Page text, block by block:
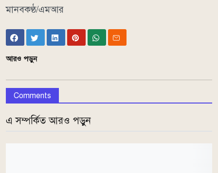
মানবকণ্ঠ/এমআর
আরও পড়ুন
Comments
এ সম্পর্কিত আরও পড়ুন